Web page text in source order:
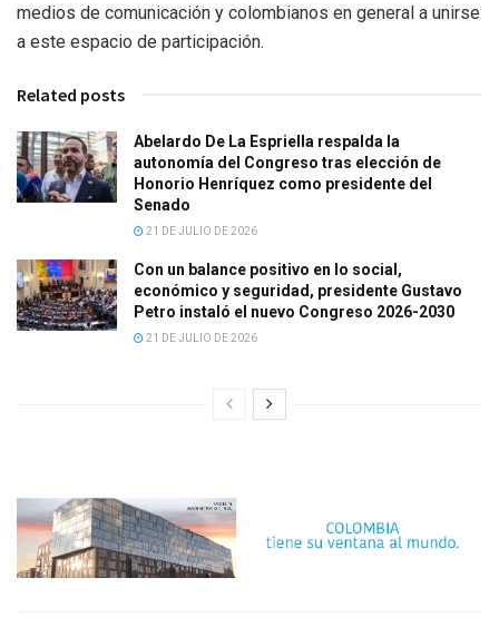
medios de comunicación y colombianos en general a unirse
a este espacio de participación.
Related posts
Abelardo De La Espriella respalda la
autonomía del Congreso tras elección de
Honorio Henríquez como presidente del
Senado
21 DE JULIO DE 2026
Con un balance positivo en lo social,
económico y seguridad, presidente Gustavo
Petro instaló el nuevo Congreso 2026-2030
21 DE JULIO DE 2026